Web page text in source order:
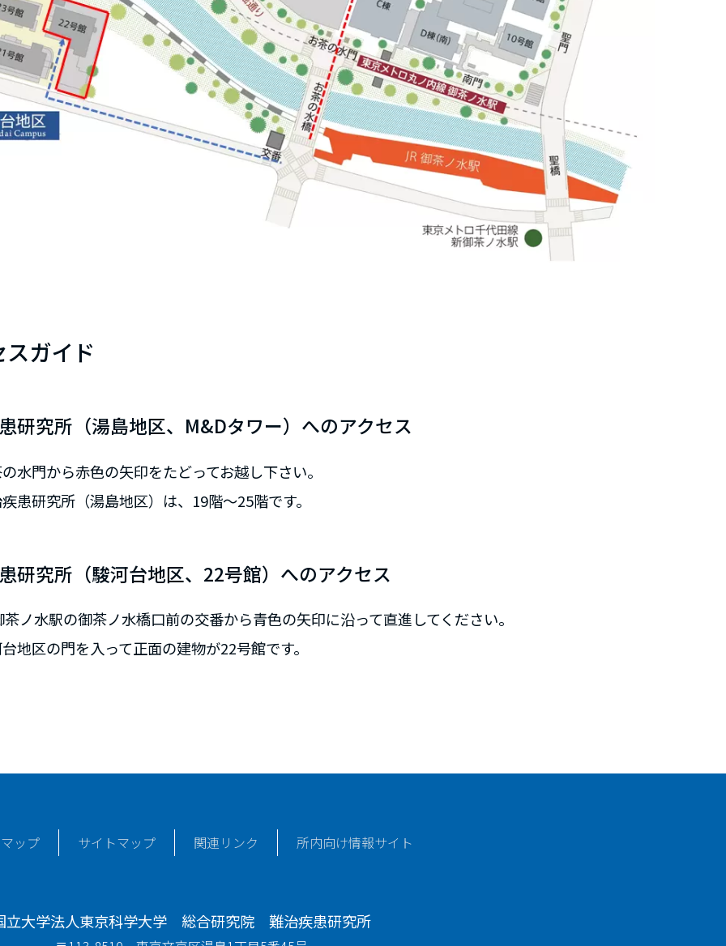
スガイド
研究所（湯島地区、M&Dタワー）へのアクセス
水門から赤色の矢印をたどってお越し下さい。
患研究所（湯島地区）は、19階～25階です。
研究所（駿河台地区、22号館）へのアクセス
茶ノ水駅の御茶ノ水橋口前の交番から青色の矢印に沿って直進してください。
地区の門を入って正面の建物が22号館です。
ップ サイトマップ 関連リンク 所内向け情報サイト
立大学法人東京科学大学 総合研究院 難治疾患研究所